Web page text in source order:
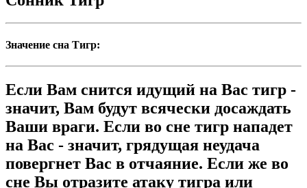
Значение сна Тигр:
Если Вам снится идущий на Вас тигр -
значит, Вам будут всячески досаждать
Ваши враги. Если во сне тигр нападет
на Вас - значит, грядущая неудача
повергнет Вас в отчаяние. Если же во
сне Вы отразите атаку тигра или